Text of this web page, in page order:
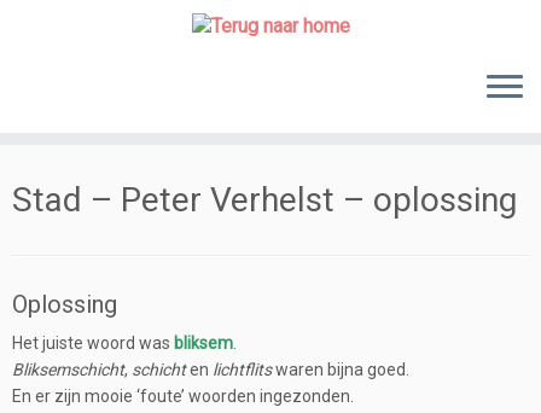
Stad – Peter Verhelst – oplossing
Oplossing
Het juiste woord was bliksem
Bliksemschicht, schichten lichtflitswaren bijna goed.
En er zijn mooie ‘foute’ woorden ingezonden.